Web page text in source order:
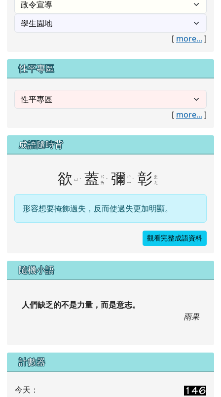
[ more... ]
性平專區
[ more... ]
成語隨時背
欲 ㄩ ˋ 蓋 ㄍ
ㄞ ˋ 彌 ㄇ
ㄧ ˊ 彰 ㄓ
ㄤ
形容想要掩飾過失，反而使過失更加明顯。
觀看完整成語資料
隨機小語
人們缺乏的不是力量，而是意志。
雨果
計數器
今天：